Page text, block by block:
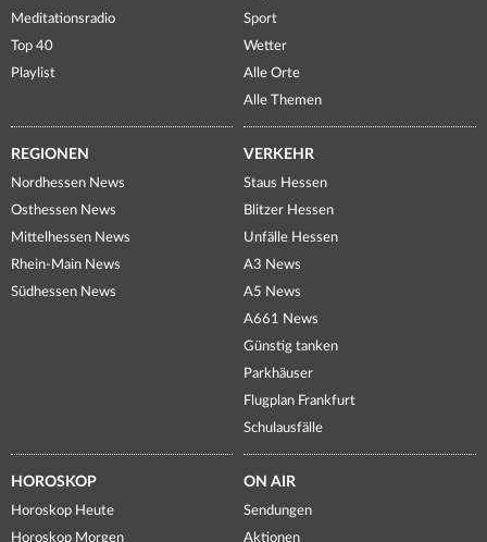
Meditationsradio
Top 40
Playlist
Sport
Wetter
Alle Orte
Alle Themen
REGIONEN
Nordhessen News
Osthessen News
Mittelhessen News
Rhein-Main News
Südhessen News
VERKEHR
Staus Hessen
Blitzer Hessen
Unfälle Hessen
A3 News
A5 News
A661 News
Günstig tanken
Parkhäuser
Flugplan Frankfurt
Schulausfälle
HOROSKOP
Horoskop Heute
Horoskop Morgen
ON AIR
Sendungen
Aktionen